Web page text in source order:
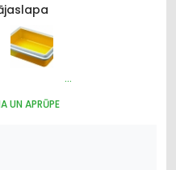
sistēmas,
UN APRŪPE